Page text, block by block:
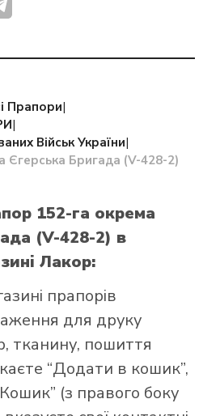
Прапори|
|
Військ України|
Бригада (V-428-2)
152-га окрема
(V-428-2) в
Лакор:
прапорів
для друку
тканину, пошиття
“Додати в кошик”,
(з правого боку